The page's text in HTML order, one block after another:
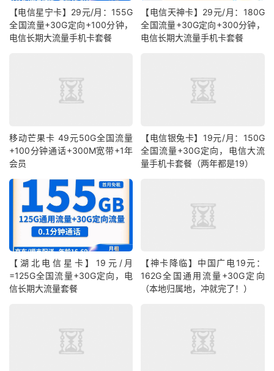
【电信星宁卡】29元/月：155G
全国流量+30G定向+100分钟，
电信长期大流量手机卡套餐
【电信天神卡】29元/月：180G
全国流量+30G定向+300分钟，
电信长期大流量手机卡套餐
移动芒果卡 49元50G全国流量
+100分钟通话+300M宽带+1年
会员
【电信银兔卡】19元/月：150G
全国流量+30G定向，电信大流
量手机卡套餐（两年都是19）
【湖北电信星卡】19元/月
=125G全国流量+30G定向，电
信长期大流量套餐
【神卡降临】中国广电19元：
162G全国通用流量+30G定向
（本地归属地，冲就完了！）